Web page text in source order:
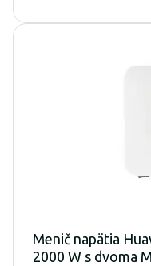
Menič napätia
2000 W s dvoma